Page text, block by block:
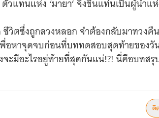
วแทนแห่ง ‘มายา’ จึงขึ้นแท่นเป็นผู้นำแ
ชีวิตซึ่งถูกลวงหลอก จำต้องกลับมาทวงคื
พื่อหาจุดจบก่อนที่บททดสอบสุดท้ายของวั
ะมีอะไรอยู่ท้ายที่สุดกันแน่!?! นี่คือบทสรุ
ติ